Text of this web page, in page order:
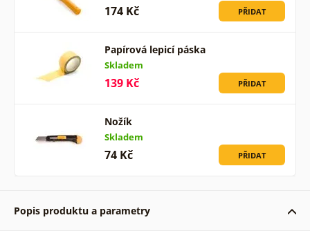
174 Kč PŘIDAT
Papírová lepicí páska
Skladem
139 Kč PŘIDAT
Nožík
Skladem
74 Kč PŘIDAT
Popis produktu a parametry